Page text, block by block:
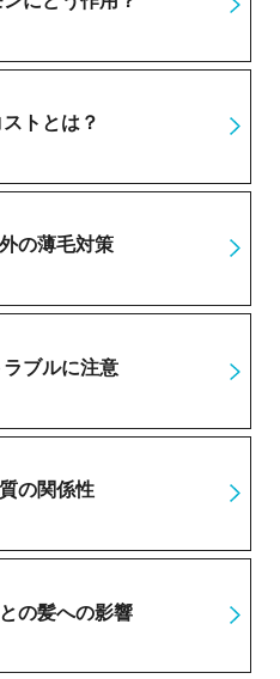
トとは？
の薄毛対策
ブルに注意
の関係性
の髪への影響